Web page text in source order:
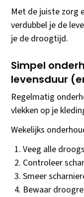
Met de juiste zorg
verdubbel je de
je de droogtijd.
Simpel
levensduur
Regelmatig
vlekken op je
Wekelijks
Veeg alle
Controleer
Smeer
Bewaar